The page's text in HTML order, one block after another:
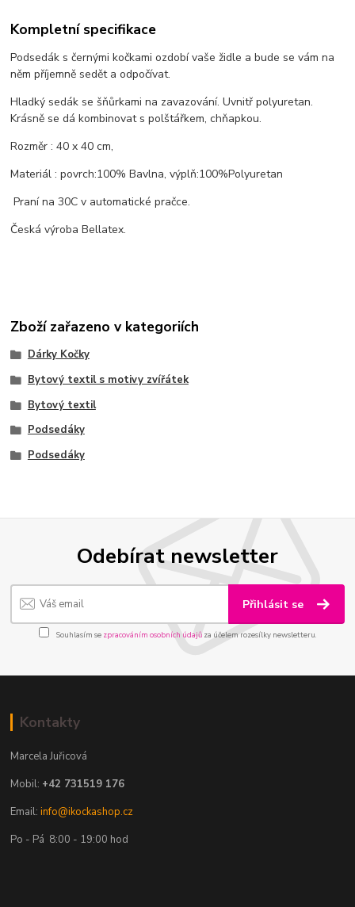
Kompletní specifikace
Podsedák s černými kočkami ozdobí vaše židle a bude se vám na
něm příjemně sedět a odpočívat.
Hladký sedák se šňůrkami na zavazování. Uvnitř polyuretan.
Krásně se dá kombinovat s polštářkem, chňapkou.
Rozměr : 40 x 40 cm,
Materiál : povrch:100% Bavlna, výplň:100%Polyuretan
Praní na 30C v automatické pračce.
Česká výroba Bellatex.
Zboží zařazeno v kategoriích
Dárky Kočky
Bytový textil s motivy zvířátek
Bytový textil
Podsedáky
Podsedáky
Odebírat newsletter
Přihlásit se
Souhlasím se zpracováním osobních údajůza účelem rozesílky newsletteru.
Kontakty
Marcela Juřicová
Mobil: +42 731519 176
Email:info@ikockashop.cz
Po - Pá 8:00 - 19:00 hod